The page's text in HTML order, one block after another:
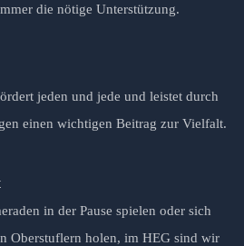
die nötige Unterstützung.
jeden und jede und leistet durch
einen wichtigen Beitrag zur Vielfalt.
in der Pause spielen oder sich
Oberstuflern holen, im HEG sind wir